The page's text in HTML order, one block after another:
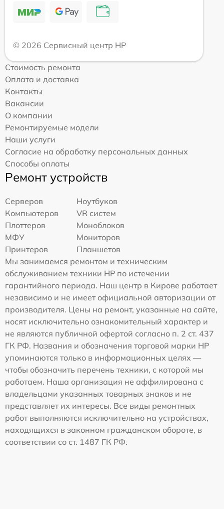
© 2026 Сервисный центр HP
Стоимость ремонта
Оплата и доставка
Контакты
Вакансии
О компании
Ремонтируемые модели
Наши услуги
Согласие на обработку персональных данных
Способы оплаты
Ремонт устройств
Серверов
Ноутбуков
Компьютеров
VR систем
Плоттеров
Моноблоков
МФУ
Мониторов
Принтеров
Планшетов
Мы занимаемся ремонтом и техническим
обслуживанием техники HP по истечении
гарантийного периода. Наш центр в Кирове работает
независимо и не имеет официальной авторизации от
производителя. Цены на ремонт, указанные на сайте,
носят исключительно ознакомительный характер и
не являются публичной офертой согласно п. 2 ст. 437
ГК РФ. Названия и обозначения торговой марки HP
упоминаются только в информационных целях —
чтобы обозначить перечень техники, с которой мы
работаем. Наша организация не аффилирована с
владельцами указанных товарных знаков и не
представляет их интересы. Все виды ремонтных
работ выполняются исключительно на устройствах,
находящихся в законном гражданском обороте, в
соответствии со ст. 1487 ГК РФ.